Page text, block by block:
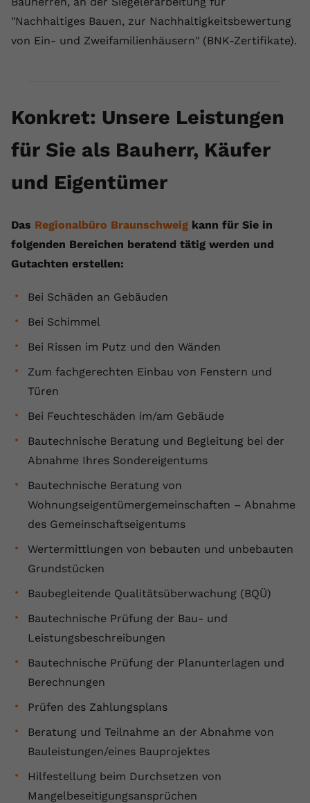
"Nachhaltiges Bauen, zur Nachhaltigkeitsbewertung
von Ein- und Zweifamilienhäusern" (BNK-Zertifikate).
Konkret: Unsere Leistungen
für Sie als Bauherr, Käufer
und Eigentümer
Das Regionalbüro Braunschweig kann für Sie in
folgenden Bereichen beratend tätig werden und
Gutachten erstellen:
Bei Schäden an Gebäuden
Bei Schimmel
Bei Rissen im Putz und den Wänden
Zum fachgerechten Einbau von Fenstern und
Türen
Bei Feuchteschäden im/am Gebäude
Bautechnische Beratung und Begleitung bei der
Abnahme Ihres Sondereigentums
Bautechnische Beratung von
Wohnungseigentümergemeinschaften – Abnahme
des Gemeinschaftseigentums
Wertermittlungen von bebauten und unbebauten
Grundstücken
Baubegleitende Qualitätsüberwachung (BQÜ)
Bautechnische Prüfung der Bau- und
Leistungsbeschreibungen
Bautechnische Prüfung der Planunterlagen und
Berechnungen
Prüfen des Zahlungsplans
Beratung und Teilnahme an der Abnahme von
Bauleistungen/eines Bauprojektes
Hilfestellung beim Durchsetzen von
Mangelbeseitigungsansprüchen